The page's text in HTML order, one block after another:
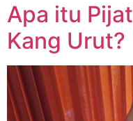
Apa itu
Kang Urut?